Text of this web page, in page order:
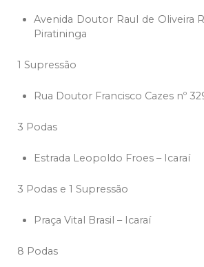
Avenida Doutor Raul de Oliveira
Piratininga
1 Supressão
Rua Doutor Francisco Cazes nº
3 Podas
Estrada Leopoldo Froes – Icaraí
3 Podas e 1 Supressão
Praça Vital Brasil – Icaraí
8 Podas